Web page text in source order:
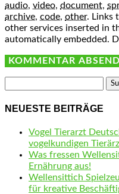
audio, video, document,
archive, code, other. Links
other services inserted in
automatically embedded.
nach:
NEUESTE BEITRÄGE
Vogel Tierarzt
vogelkundigen
Was fressen
Ernährung aus!
Wellensittich
für kreative